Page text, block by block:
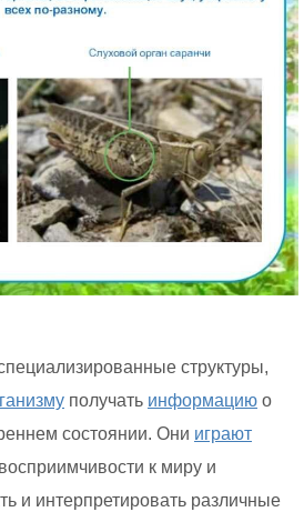
структуры,
получать информацию о
состоянии. Они играют
восприимчивости к миру и
и интерпретировать различные